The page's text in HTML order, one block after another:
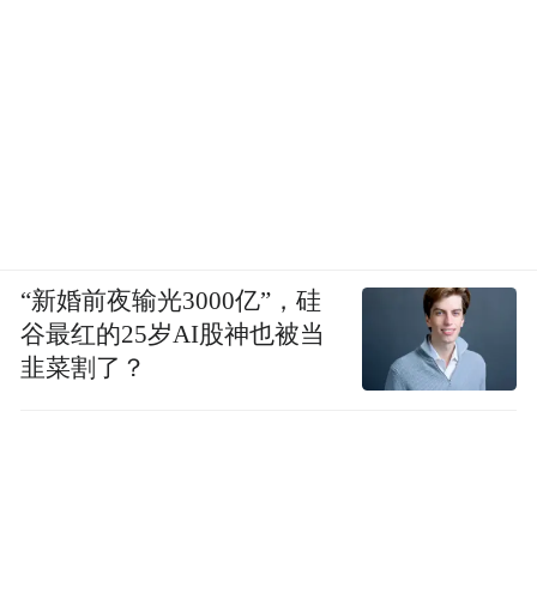
“新婚前夜输光3000亿”，硅
谷最红的25岁AI股神也被当
韭菜割了？